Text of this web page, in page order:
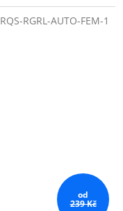
od
239 Kč
RQS-RGRL-AUTO-FEM-1